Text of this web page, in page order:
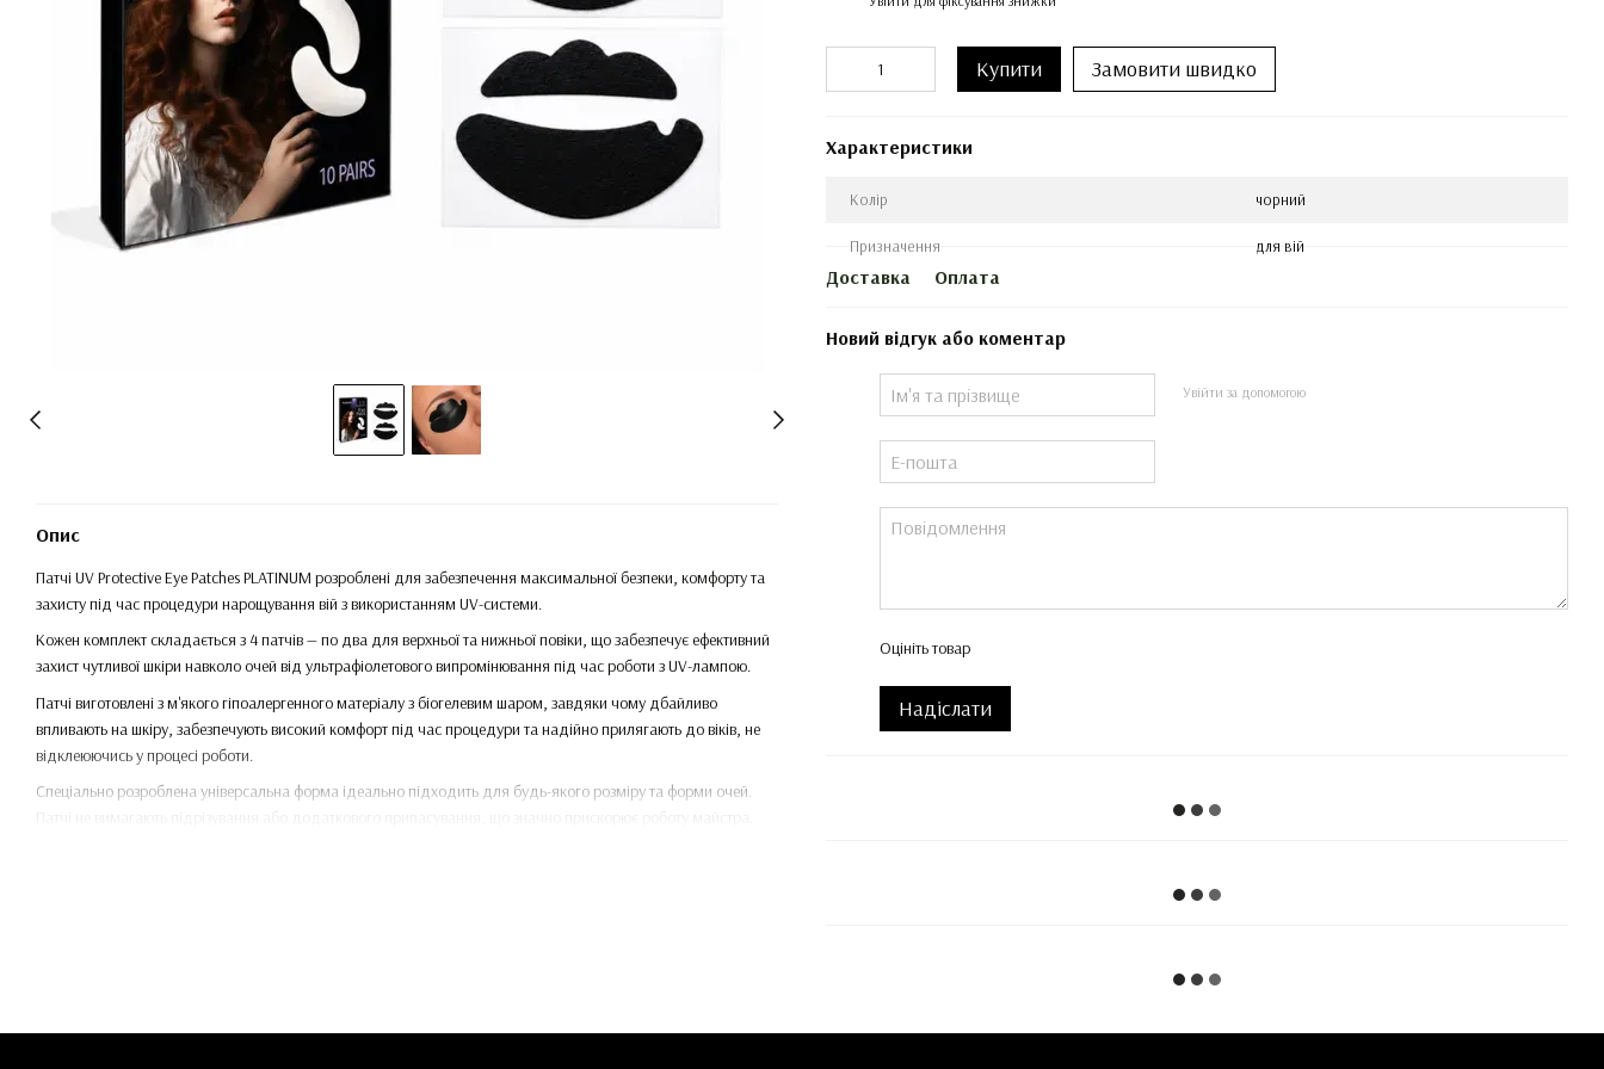
Опис
Патчі UV Protective Eye Patches PLATINUM розроблені для забезпечення максимальної безпеки, комфорту та
захисту під час процедури нарощування вій з використанням UV-системи.
Кожен комплект складається з 4 патчів — по два для верхньої та нижньої повіки, що забезпечує ефективний
захист чутливої ​​шкіри навколо очей від ультрафіолетового випромінювання під час роботи з UV-лампою.
Патчі виготовлені з м'якого гіпоалергенного матеріалу з біогелевим шаром, завдяки чому дбайливо
впливають на шкіру, забезпечують високий комфорт під час процедури та надійно прилягають до віків, не
відклеюючись у процесі роботи.
Спеціально розроблена універсальна форма ідеально підходить для будь-якого розміру та форми очей.
Патчі не вимагають підрізування або додаткового припасування, що значно прискорює роботу майстра.
Купити Замовити швидко
Характеристики
Колір чорний
Призначення для вій
Доставка Оплата
Новий відгук або коментар
Увійти за допомогою
Оцініть товар
Надіслати